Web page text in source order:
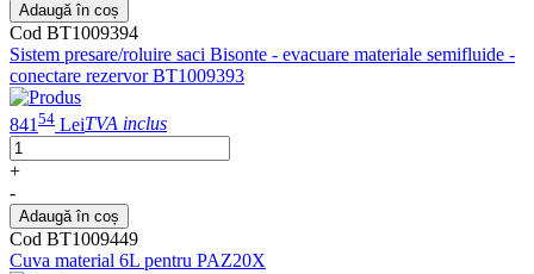
Adaugă în coș
Cod BT1009394
Sistem presare/roluire saci Bisonte - evacuare materiale semifluide -
conectare rezervor BT1009393
841 54 LeiTVA inclus
+
-
Adaugă în coș
Cod BT1009449
Cuva material 6L pentru PAZ20X